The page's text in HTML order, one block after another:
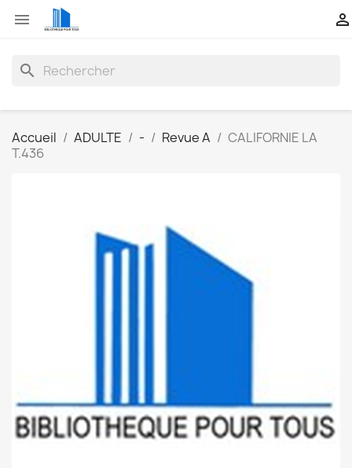
 
search
Accueil ADULTE - Revue A
CALIFORNIE LA
T.436